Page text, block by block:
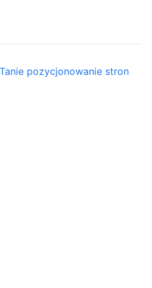
pozycjonowanie stron